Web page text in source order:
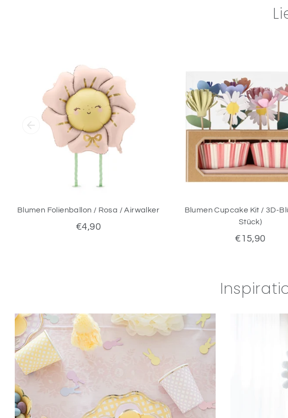
Blumen Folienballon / Rosa / Airwalker
€4,90
Blumen Cupcake Kit / 3D-
Stück)
€15,90